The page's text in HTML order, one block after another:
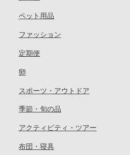
ペット用品
ファッション
定期便
卵
スポーツ・アウトドア
季節・旬の品
アクティビティ・ツアー
布団・寝具